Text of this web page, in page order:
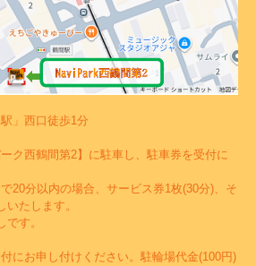
」西口徒歩1分
ク西鶴間第2】に駐車し、駐車券を受付に
20分以内の場合、サービス券1枚(30分)、そ
たします。
す。
にお申し付けください。駐輪場代金(100円)